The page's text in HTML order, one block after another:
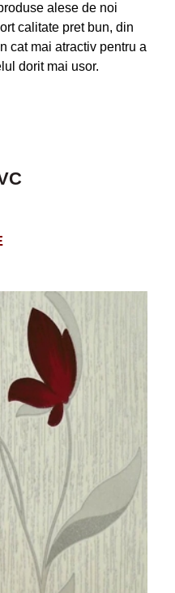
alese de noi
calitate pret bun, din
cat mai atractiv pentru a
dorit mai usor.